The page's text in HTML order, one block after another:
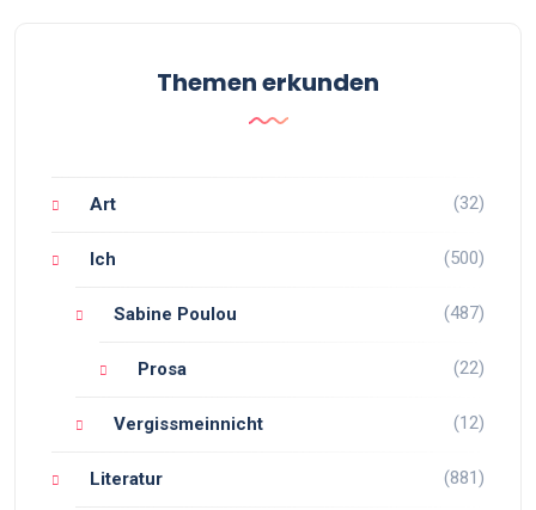
Themen erkunden
Art (32)
Ich (500)
Sabine Poulou (487)
Prosa (22)
Vergissmeinnicht (12)
Literatur (881)